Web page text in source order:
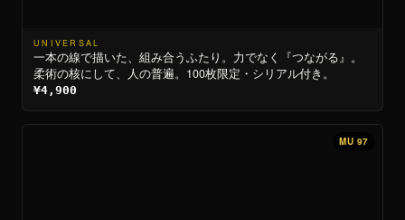
UNIVERSAL
一本の線で描いた、組み合うふたり。力でなく『つながる』。
柔術の核にして、人の普遍。100枚限定・シリアル付き。
¥4,900
MU 97